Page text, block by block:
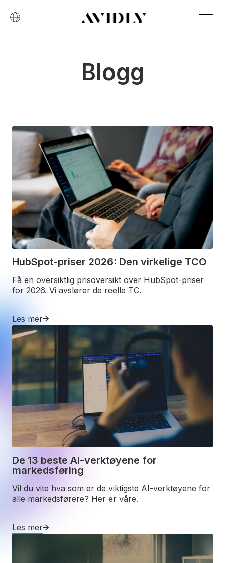
Blogg
HubSpot-priser 2026: Den virkelige TCO
Få en oversiktlig prisoversikt over HubSpot-priser
for 2026. Vi avslører de reelle TC.
Les mer
De 13 beste AI-verktøyene for
markedsføring
Vil du vite hva som er de viktigste AI-verktøyene for
alle markedsførere? Her er våre.
Les mer